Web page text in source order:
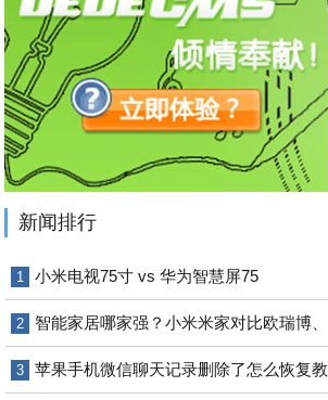
新闻排行
1 小米电视75寸 vs 华为智慧屏75
2 智能家居哪家强？小米米家对比欧瑞博、
3 苹果手机微信聊天记录删除了怎么恢复教